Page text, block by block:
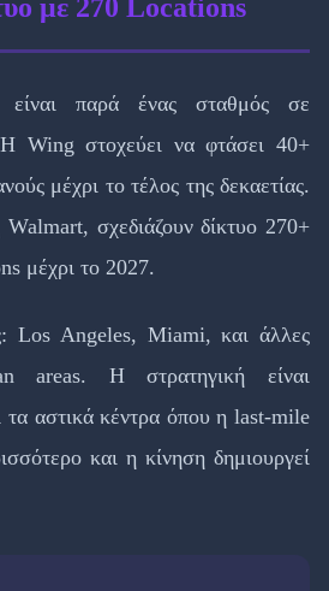
με 270 Locations
παρά ένας σταθμός σε
Η Wing στοχεύει να φτάσει 40+
μέχρι το τέλος της δεκαετίας.
σχεδιάζουν δίκτυο 270+
μέχρι το 2027.
Los Angeles, Miami, και άλλες
areas. Η στρατηγική είναι
αστικά κέντρα όπου η last-mile
και η κίνηση δημιουργεί